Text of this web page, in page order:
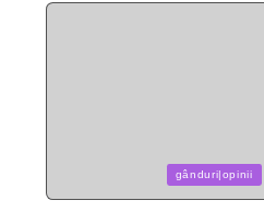
in
gânduri|opinii